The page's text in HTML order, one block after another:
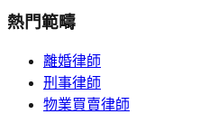
熱門範疇
離婚律師
刑事律師
物業買賣律師